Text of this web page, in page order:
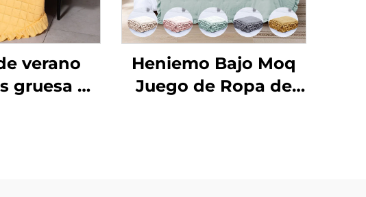
verano
gruesa de
Heniemo Bajo Moq
Juego de Ropa de